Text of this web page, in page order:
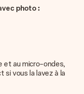
photo :
et au micro-ondes,
si vous la lavez à la